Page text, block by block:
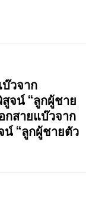
บ๊วจาก
สูจน์ “ลูกผู้ชาย
อกสายแบ๊วจาก
น์ “ลูกผู้ชายตัว